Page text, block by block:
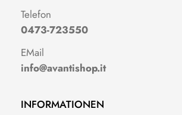
Telefon
0473-723550
EMail
info@avantishop.it
INFORMATIONEN